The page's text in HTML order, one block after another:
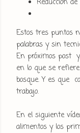
Estos tres puntos
palabras y sin
En próximos post
en lo que se
bosque. Y es que
trabajo.
En el siguiente
alimentos y los